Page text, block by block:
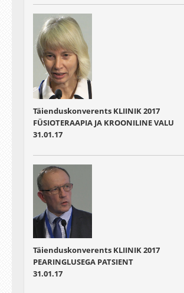
Täienduskonverents KLIINIK 2017
FÜSIOTERAAPIA JA KROONILINE VALU
31.01.17
Täienduskonverents KLIINIK 2017
PEARINGLUSEGA PATSIENT
31.01.17